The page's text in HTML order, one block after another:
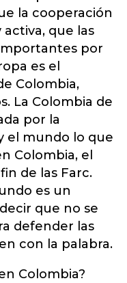
la cooperación
que las
por
es el
Colombia,
La Colombia de
por la
el mundo lo que
Colombia, el
de las Farc.
es un
que no se
defender las
con la palabra.
Colombia?